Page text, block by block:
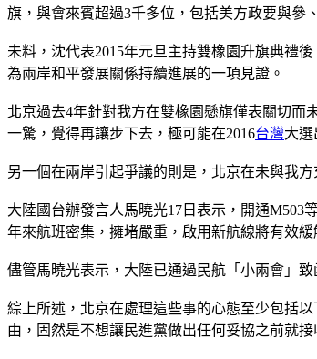
旗，與會來賓超過3千多位，包括美方政要與參
未料，沈代表2015年元旦主持雙橡園升旗典禮
為兩岸和平發展關係持續進展的一項見證。
北京過去4年針對我方在雙橡園懸旗僅表關切而
一驚，覺得再讓步下去，極可能在2016台灣大
另一個在兩岸引起爭議的則是，北京在未與我
大陸國台辦發言人馬曉光17日表示，開通
年來航班密集，擁堵嚴重，啟用新航線將有效
儘管馬曉光表示，大陸已通過民航「小兩會」
綜上所述，北京在處理這些事的心態至少包括
由，固然是不想讓民進黨做出任何妥協之前就